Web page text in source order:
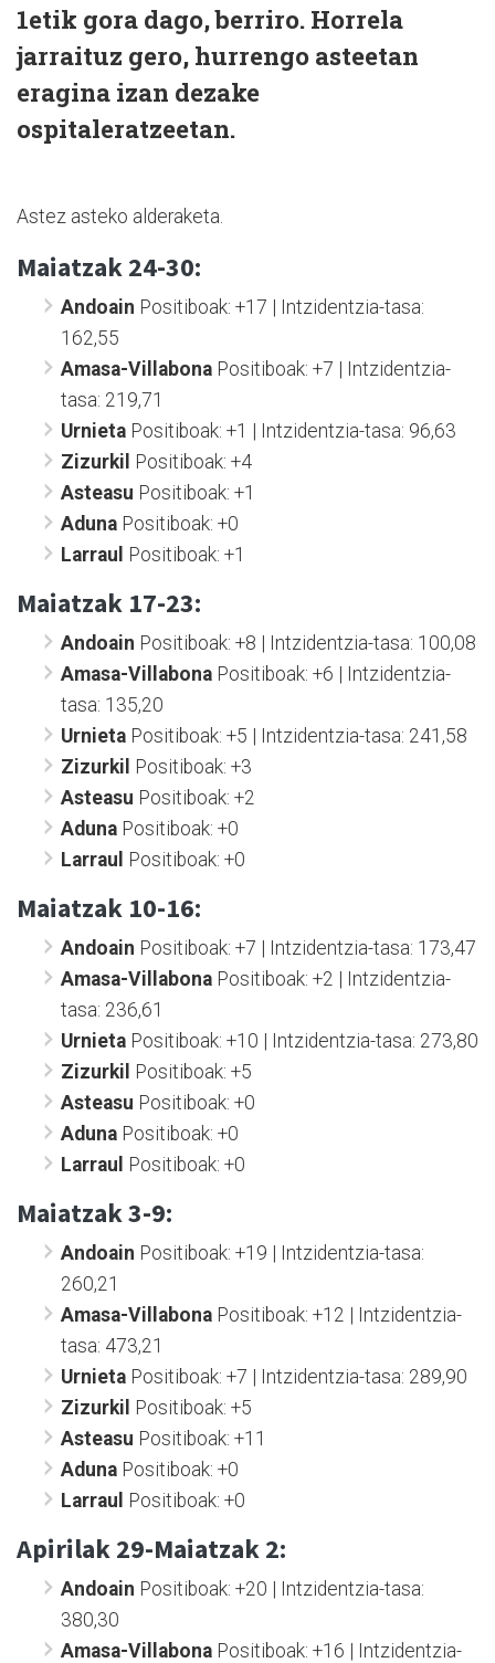
1etik gora dago, berriro. Horrela
jarraituz gero, hurrengo asteetan
eragina izan dezake
ospitaleratzeetan.
Astez asteko alderaketa.
Maiatzak 24-30:
Andoain Positiboak: +17 | Intzidentzia-tasa:
162,55
Amasa-Villabona Positiboak: +7 | Intzidentzia-
tasa: 219,71
Urnieta Positiboak: +1 | Intzidentzia-tasa: 96,63
Zizurkil
Positiboak: +4
Asteasu Positiboak: +1
Aduna Positiboak: +0
Larraul
Positiboak: +1
Maiatzak 17-23:
Andoain Positiboak: +8 | Intzidentzia-tasa: 100,08
Amasa-Villabona Positiboak: +6 | Intzidentzia-
tasa: 135,20
Urnieta Positiboak: +5 | Intzidentzia-tasa: 241,58
Zizurkil
Positiboak: +3
Asteasu Positiboak: +2
Aduna Positiboak: +0
Larraul
Positiboak: +0
Maiatzak 10-16:
Andoain Positiboak: +7 | Intzidentzia-tasa: 173,47
Amasa-Villabona Positiboak: +2 | Intzidentzia-
tasa: 236,61
Urnieta Positiboak: +10 | Intzidentzia-tasa: 273,80
Zizurkil
Positiboak: +5
Asteasu Positiboak: +0
Aduna Positiboak: +0
Larraul
Positiboak: +0
Maiatzak 3-9:
Andoain Positiboak: +19 | Intzidentzia-tasa:
260,21
Amasa-Villabona Positiboak: +12 | Intzidentzia-
tasa: 473,21
Urnieta Positiboak: +7 | Intzidentzia-tasa: 289,90
Zizurkil
Positiboak: +5
Asteasu Positiboak: +11
Aduna Positiboak: +0
Larraul
Positiboak: +0
Apirilak 29-Maiatzak 2:
Andoain Positiboak: +20 | Intzidentzia-tasa:
380,30
Amasa-Villabona Positiboak: +16 | Intzidentzia-